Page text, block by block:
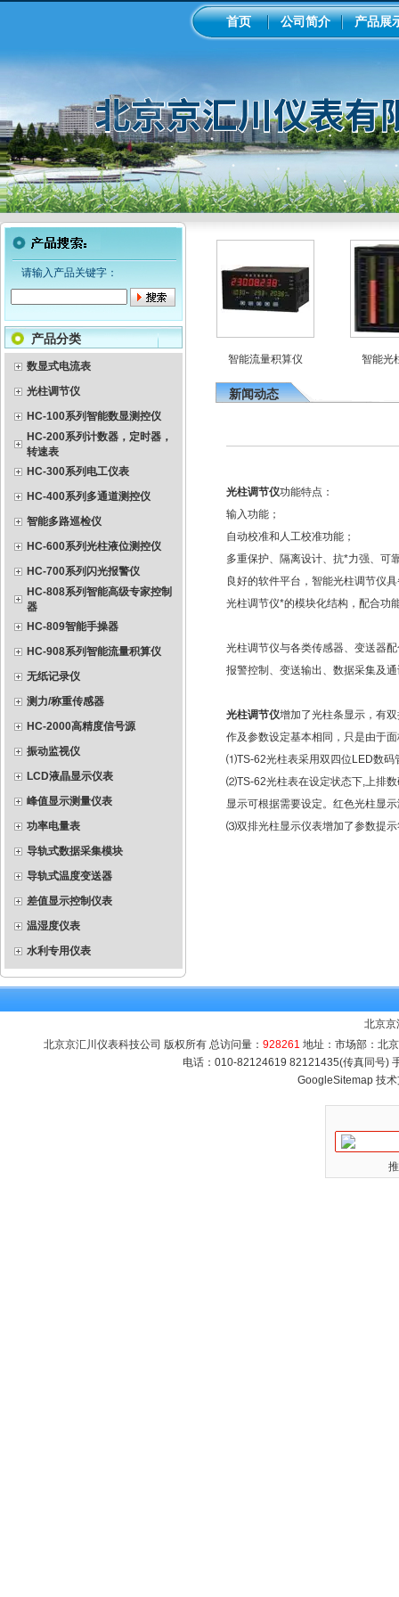
首页 公司简介 产品展
请输入产品关键字：
产品分类
数显式电流表
光柱调节仪
HC-100系列智能数显测控仪
HC-200系列计数器，定时器，
转速表
HC-300系列电工仪表
HC-400系列多通道测控仪
智能多路巡检仪
HC-600系列光柱液位测控仪
HC-700系列闪光报警仪
HC-808系列智能高级专家控制
器
HC-809智能手操器
HC-908系列智能流量积算仪
无纸记录仪
测力/称重传感器
HC-2000高精度信号源
振动监视仪
LCD液晶显示仪表
峰值显示测量仪表
功率电量表
导轨式数据采集模块
导轨式温度变送器
差值显示控制仪表
温湿度仪表
水利专用仪表
巡检仪 彩色无纸记录仪 智能流量积算仪 智能光柱
新闻动态
光柱调节仪功能特点：
输入功能；
自动校准和人工校准功能；
多重保护、隔离设计、抗*力强、可
良好的软件平台，智能光柱调节仪
光柱调节仪*的模块化结构，配合功
光柱调节仪与各类传感器、变送器
报警控制、变送输出、数据采集及通
光柱调节仪增加了光柱条显示，有
作及参数设定基本相同，只是由于
⑴TS-62光柱表采用双四位LED数码
⑵TS-62光柱表在设定状态下,上排
显示可根据需要设定。红色光柱显
⑶双排光柱显示仪表增加了参数提
北京京
北京京汇川仪表科技公司 版权所有 总访问量： 928261 地址：市场部：北
电话：010-82124619 82121435(传真同号)
GoogleSitemap 技